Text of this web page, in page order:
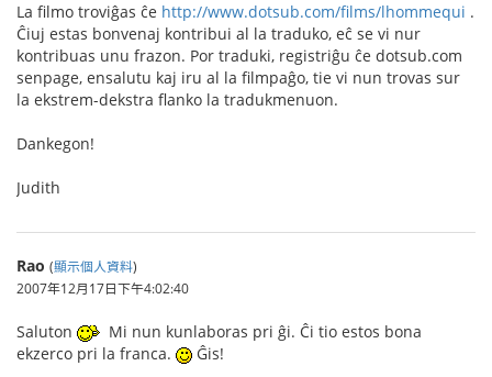
La filmo troviĝas ĉe http://www.dotsub.com/films/lhommequi .
Ĉiuj estas bonvenaj kontribui al la traduko, eĉ se vi nur
kontribuas unu frazon. Por traduki, registriĝu ĉe dotsub.com
senpage, ensalutu kaj iru al la filmpaĝo, tie vi nun trovas sur
la ekstrem-dekstra flanko la tradukmenuon.
Dankegon!
Judith
Rao (顯示個人資料)
2007年12月17日下午4:02:40
Saluton
Mi nun kunlaboras pri ĝi. Ĉi tio estos bona
ekzerco pri la franca.
Ĝis!